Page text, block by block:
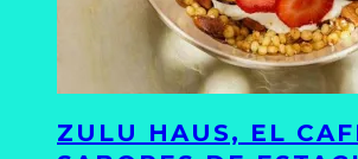
ZULU HAUS, EL